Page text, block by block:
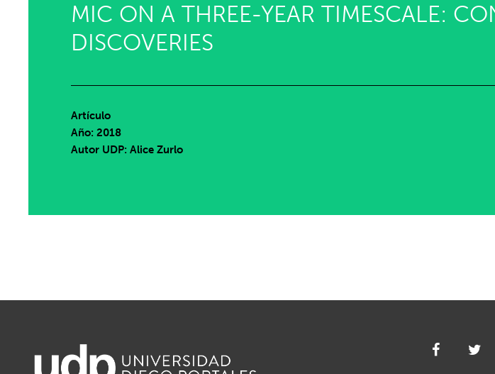
MIC ON A THREE-YEAR TIMESCALE:
DISCOVERIES
Artículo
Año: 2018
Autor UDP:Alice Zurlo